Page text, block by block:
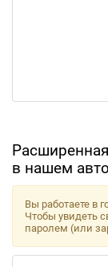
в нашем
Вы работаете в
Чтобы увидеть
паролем (или